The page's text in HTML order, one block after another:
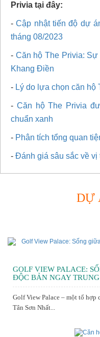
Privia tại đây:
-Cập nhật tiến độ dự
tháng 08/2023
- Căn hộ The Privia:
Khang Điền
- Lý do lựa chọn căn
- Căn hộ The Privia
chuẩn xanh
- Phân tích tổng quan
- Đánh giá sâu sắc về
DỰ
GOLF VIEW PALACE:
ĐỘC BẢN NGAY
Golf View Palace – một tổ hợp
Tân Sơn Nhất...